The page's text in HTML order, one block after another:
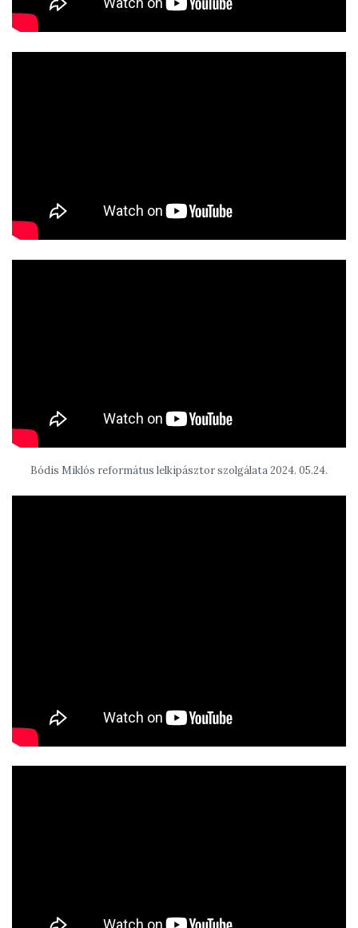
Bódis Miklós református lelkipásztor szolgálata 2024. 05.24.